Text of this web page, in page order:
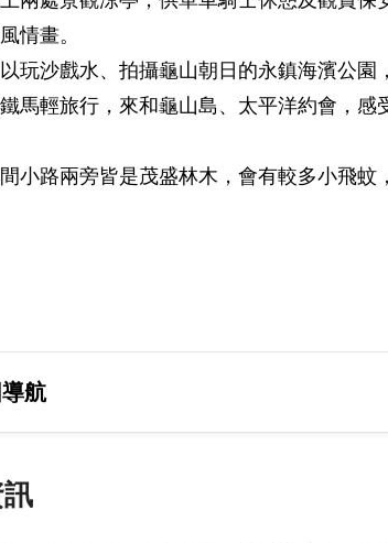
情畫。
玩沙戲水、拍攝龜山朝日的永鎮海濱公
馬輕旅行，來和龜山島、太平洋約會，感
小路兩旁皆是茂盛林木，會有較多小飛
航